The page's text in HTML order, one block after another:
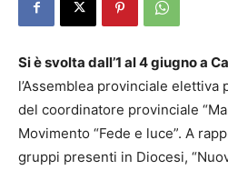
Si è svolta dall’1 al 4 giugno a
l’Assemblea provinciale elettiva
del coordinatore provinciale
Movimento “Fede e luce”. A
gruppi presenti in Diocesi,